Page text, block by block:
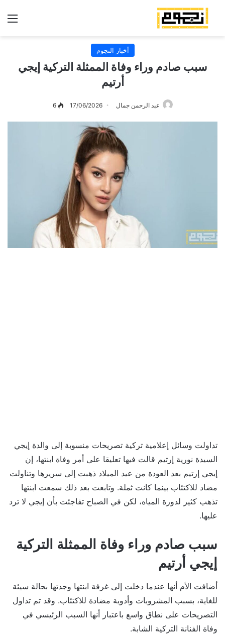
أخبار النجوم
سبب صادم وراء وفاة الممثلة التركية إيجي
أرتيم
عبد الرحمن جمال 17/06/2026
6
تداولت وسائل إعلامية تركية تصريحات منسوبة إلى والدة إيجي
السيدة نورية إرتيم قالت فيها تعليقا على أمر وفاة ابنتها، إن
إيجي إرتيم بعد العودة من عيد الميلاد ذهبت إلى سريرها وتناولت
مضاد للاكتئاب بينما كانت ثملة. وتابعت بعد ذلك سمعت ابنتها
تذهب كثير لدورة المياه، لكن في الصباح تفاجئت بأن إيجي لا ترد
عليها.
سبب صادم وراء وفاة الممثلة التركية
إيجي أرتيم
أضافت الأم أنها عندما دخلت إلى غرفة ابنتها وجدتها بحالة سيئة
للغاية، بسبب المشروبات وأدوية مضادة للاكتئاب. وقد تم تداول
التصريحات على نطاق واسع باعتبار أنها السبب الرئيسي في
وفاة الفنانة التركية الشابة.